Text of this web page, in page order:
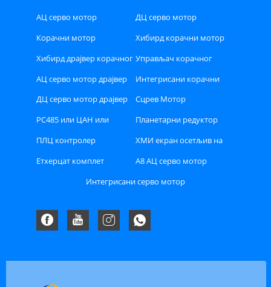
АЦ серво мотор
ДЦ серво мотор
Корачни мотор
затворене петље
Хибирд корачни мотор
Хибирд драјвер корачног
мотора
Управљач корачног
мотора затворене петље
АЦ серво мотор драјвер
Интегрисани корачни
мотор
ДЦ серво мотор драјвер
Сцрев Мотор
РС485 или ЦАН или
Етхерцат сабирница типа
Степпер драјвер
Планетарни редуктор
ПЛЦ контролер
ХМИ екран осетљив на
додир
Етхерцат комплет
драјвера серво мотора
А8 АЦ серво мотор
драјвер комплет
Интегрисани серво мотор